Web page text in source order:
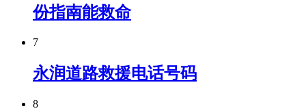
份指南能救命
7
永润道路救援电话号码
8